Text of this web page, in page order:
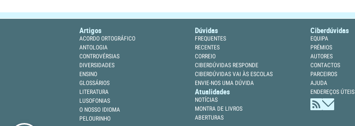
Artigos
ACORDO ORTOGRÁFICO
ANTOLOGIA
CONTROVÉRSIAS
DIVERSIDADES
ENSINO
GLOSSÁRIOS
LITERATURA
LUSOFONIAS
O NOSSO IDIOMA
PELOURINHO
Dúvidas
FREQUENTES
RECENTES
CORREIO
CIBERDÚVIDAS RESPONDE
CIBERDÚVIDAS VAI ÀS ESCOLAS
ENVIE-NOS UMA DÚVIDA
Atualidades
NOTÍCIAS
MONTRA DE LIVROS
ABERTURAS
Ciberdúvidas
EQUIPA
PRÉMIOS
AUTORES
CONTACTOS
PARCEIROS
AJUDA
ENDEREÇOS ÚTEIS